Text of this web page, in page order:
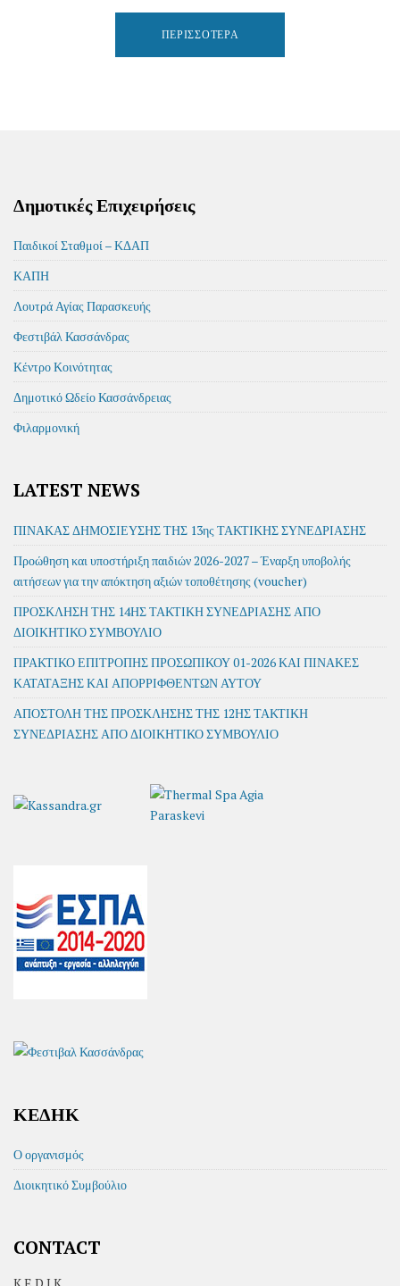
ΠΕΡΙΣΣΌΤΕΡΑ
Δημοτικές Επιχειρήσεις
Παιδικοί Σταθμοί – ΚΔΑΠ
ΚΑΠΗ
Λουτρά Αγίας Παρασκευής
Φεστιβάλ Κασσάνδρας
Κέντρο Κοινότητας
Δημοτικό Ωδείο Κασσάνδρειας
Φιλαρμονική
LATEST NEWS
ΠΙΝΑΚΑΣ ΔΗΜΟΣΙΕΥΣΗΣ ΤΗΣ 13ης ΤΑΚΤΙΚΗΣ ΣΥΝΕΔΡΙΑΣΗΣ
Προώθηση και υποστήριξη παιδιών 2026-2027 – Έναρξη υποβολής
αιτήσεων για την απόκτηση αξιών τοποθέτησης (voucher)
ΠΡΟΣΚΛΗΣΗ ΤΗΣ 14ΗΣ ΤΑΚΤΙΚΗ ΣΥΝΕΔΡΙΑΣΗΣ ΑΠΟ
ΔΙΟΙΚΗΤΙΚΟ ΣΥΜΒΟΥΛΙΟ
ΠΡΑΚΤΙΚΟ ΕΠΙΤΡΟΠΗΣ ΠΡΟΣΩΠΙΚΟΥ 01-2026 ΚΑΙ ΠΙΝΑΚΕΣ
ΚΑΤΑΤΑΞΗΣ ΚΑΙ ΑΠΟΡΡΙΦΘΕΝΤΩΝ ΑΥΤΟΥ
ΑΠΟΣΤΟΛΗ ΤΗΣ ΠΡΟΣΚΛΗΣΗΣ ΤΗΣ 12ΗΣ ΤΑΚΤΙΚΗ
ΣΥΝΕΔΡΙΑΣΗΣ ΑΠΟ ΔΙΟΙΚΗΤΙΚΟ ΣΥΜΒΟΥΛΙΟ
ΚΕΔΗΚ
Ο οργανισμός
Διοικητικό Συμβούλιο
CONTACT